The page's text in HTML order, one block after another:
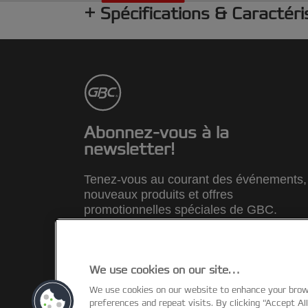
Spécifications &
Abonnez-vous à la
newsletter!
Tenez-vous au courant des événements,
nouveaux produits et offres
promotionnelles spéciales de GBC.
©2026 ACCO Brands
We use cookies on our site…
We use cookies on our website to enhance your
preferences and repeat visits. By clicking “Accept